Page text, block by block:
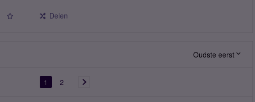
Delen
Oudste eerst
1 2